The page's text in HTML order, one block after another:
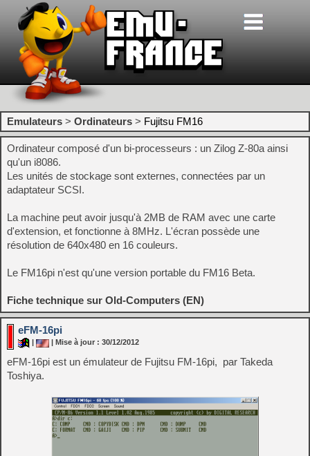
Emulateurs > Ordinateurs > Fujitsu FM16
Ordinateur composé d'un bi-processeurs : un Zilog Z-80a ainsi
qu'un i8086.
Les unités de stockage sont externes, connectées par un
adaptateur SCSI.
La machine peut avoir jusqu'à 2MB de RAM avec une carte
d'extension, et fonctionne à 8MHz. L'écran possède une
résolution de 640x480 en 16 couleurs.
Le FM16pi n'est qu'une version portable du FM16 Beta.
Fiche technique sur Old-Computers (EN)
eFM-16pi
| Mise à jour : 30/12/2012
eFM-16pi est un émulateur de Fujitsu FM-16pi, par Takeda
Toshiya.